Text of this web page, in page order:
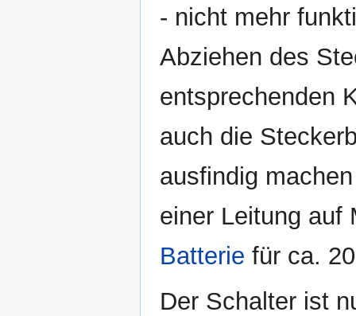
- nicht mehr
Abziehen des
entsprechenden
auch die
ausfindig
einer Leitung auf
Batterie für ca.
Der Schalter ist